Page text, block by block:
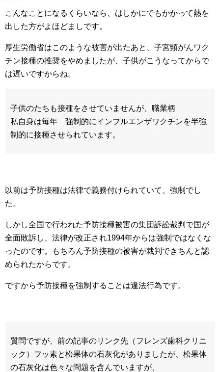
こんなことになるくらいなら、はしかにでもかかって熱を
出した方がよほどましです。
厚生労働省はこのような被害が出たあと、子宮頸がんワク
チン接種の推奨をやめましたが、子供がこうなってからで
は遅いですからね。
子供のたちも接種をさせていませんが、職業柄
私自身は毎年 強制的にインフルエンザワクチンを半強
制的に接種させられています。
以前は予防接種は法律で義務付けられていて、強制でし
た。
しかし全国で行われた予防接種被害の集団訴訟裁判で国が
全面敗訴し、法律が改正され1994年からは強制ではなくな
ったのです。もちろん予防接種の被害が裁判できちんと認
められたからです。
ですから予防接種を強制することは違法行為です。
質問ですが、前の記事のリンク先（フレンズ歯科クリニ
ック） フッ素と松果体の石灰化がありましたが、松果体
の石灰化は色々な問題を含んでいますが、